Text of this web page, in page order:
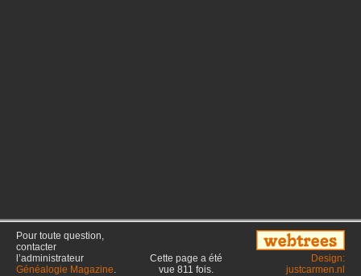
Pour toute question,
contacter
l’administrateur
Généalogie Magazine.
Cette page a été
vue 811 fois.
Design:
justcarmen.nl